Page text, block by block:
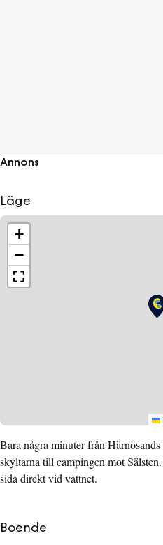
Annons
Läge
+
−
Bara några minuter från
skyltarna till campingen mot
sida direkt vid vattnet.
Boende